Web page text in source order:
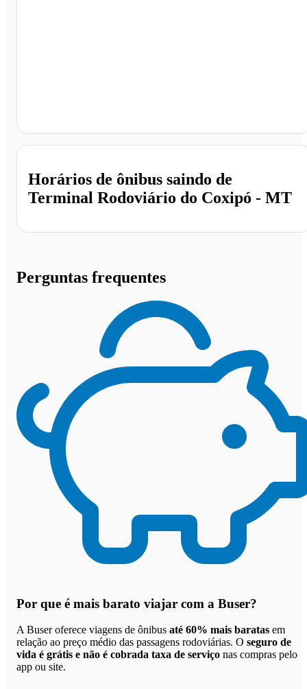
Horários de ônibus saindo de
Terminal Rodoviário do Coxipó - MT
Perguntas frequentes
Por que é mais barato viajar com a Buser?
A Buser oferece viagens de ônibus até 60% mais baratas em
relação ao preço médio das passagens rodoviárias. O seguro de
vida é grátis e não é cobrada taxa de serviço nas compras pelo
app ou site.